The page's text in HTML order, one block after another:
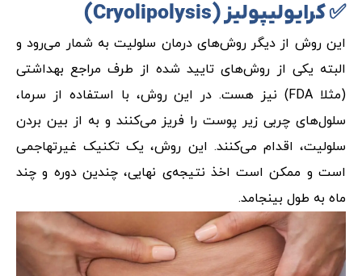
✅ کرایولیپولیز (Cryolipolysis
)
این روش از دیگر روش‌های درمان سلولیت به شمار می‌رود و
البته یکی از روش‌های تایید شده از طرف مراجع بهداشتی
(مثلا FDA) نیز هست. در این روش، با استفاده از سرما،
سلول‌های چربی زیر پوست را فریز می‌کنند و به از بین بردن
سلولیت، اقدام می‌کنند. این روش، یک تکنیک غیرتهاجمی
است و ممکن است اخذ نتیجه‌ی نهایی، چندین دوره و چند
ماه به طول بینجامد.